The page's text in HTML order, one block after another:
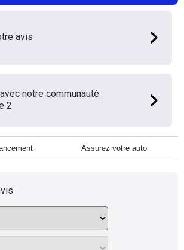
avis
notre communauté
2
Assurez votre auto